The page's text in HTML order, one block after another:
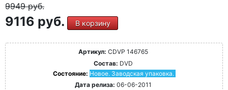
9949руб.
9116 руб. В корзину
Артикул: CDVP 146765
Состав: DVD
Состояние: Новое. Заводская упаковка.
Дата релиза: 06-06-2011